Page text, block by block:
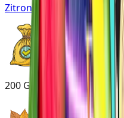
Zitrone
200 Gramm